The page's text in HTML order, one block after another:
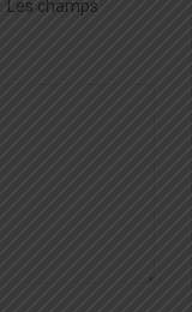
Les champs